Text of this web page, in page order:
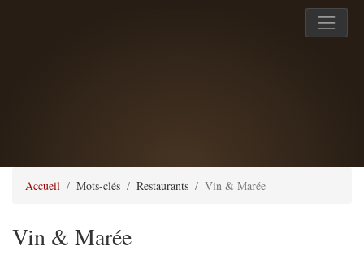
Accueil Mots-clés Restaurants Vin & Marée
Vin & Marée